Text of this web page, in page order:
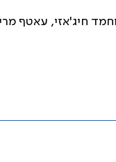
חיג'אזי, עאטף